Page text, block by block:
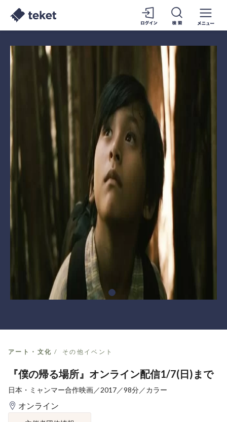
アート・文化 その他イベント
『僕の帰る場所』オンライン配信1/7(日)まで
日本・ミャンマー合作映画／2017／98分／カラー
オンライン